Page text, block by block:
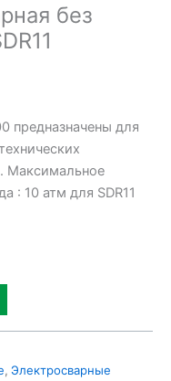
без
предназначены для
Максимальное
: 10 атм для SDR11
, Электросварные